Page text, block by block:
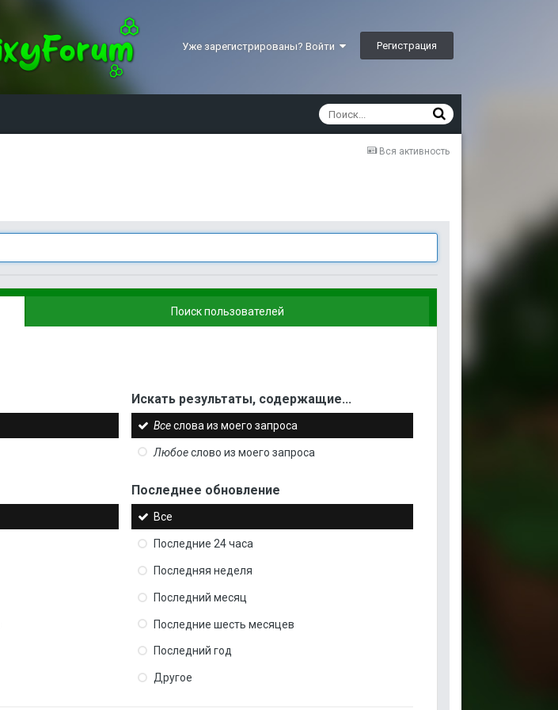
Уже зарегистрированы? Войти Регистрация
Вся активность
Поиск пользователей
Искать результаты, содержащие...
Всеслова из моего запроса
Любоеслово из моего запроса
Последнее обновление
Все
Последние 24 часа
Последняя неделя
Последний месяц
Последние шесть месяцев
Последний год
Другое